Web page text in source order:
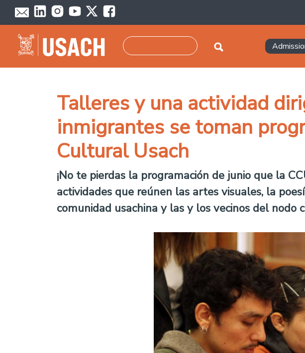
Skip to main content
Talleres y una actividad
inmigrantes se toman
Cultural Usach
¡No te pierdas la programación de junio que la
actividades que reúnen las artes visuales, la
comunidad usachina y las y los vecinos del nodo